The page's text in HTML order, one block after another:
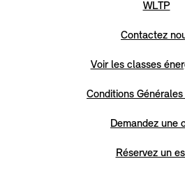
WLTP
Contactez
Voir les classes
Conditions
Demandez une
Réservez un